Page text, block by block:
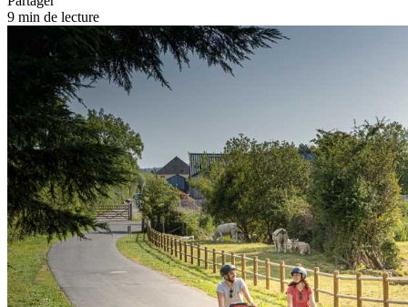
9 min de lecture